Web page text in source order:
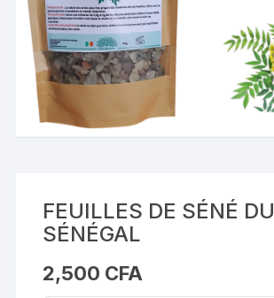
FEUILLES DE SÉNÉ DU
SÉNÉGAL
2,500 CFA